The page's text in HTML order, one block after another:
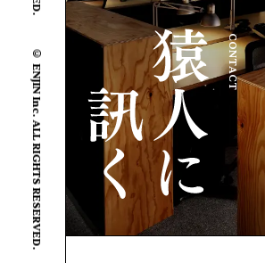
© ENJIN Inc. ALL RIGHTS RESERVED. CONTACT